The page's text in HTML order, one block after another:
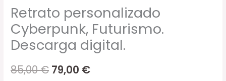
Retrato personalizado
Cyberpunk, Futurismo.
Descarga digital.
85,00€ 79,00 €